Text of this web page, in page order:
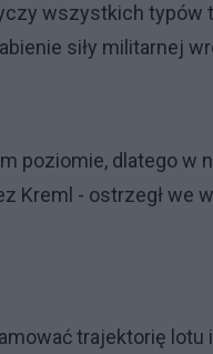
wszystkich typów
siły militarnej
poziomie, dlatego w
Kreml - ostrzegł we
trajektorię lotu